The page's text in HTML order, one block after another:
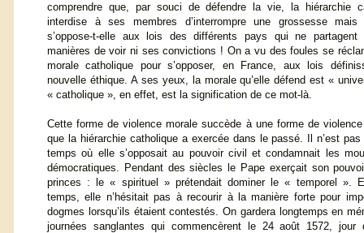
comprendre que, par souci de défendre la vie, la hiérarchie
interdise à ses membres d’interrompre une grossesse mais
s’oppose-t-elle aux lois des différents pays qui ne
manières de voir ni ses convictions ! On a vu des foules se
morale catholique pour s’opposer, en France, aux lois
nouvelle éthique. A ses yeux, la morale qu’elle défend est «
« catholique », en effet, est la signification de ce mot-là.
Cette forme de violence morale succède à une forme de
que la hiérarchie catholique a exercée dans le passé. Il n’est
temps où elle s’opposait au pouvoir civil et condamnait les
démocratiques. Pendant des siècles le Pape exerçait son
princes : le « spirituel » prétendait dominer le « temporel ».
temps, elle n’hésitait pas à recourir à la manière forte pour
dogmes lorsqu’ils étaient contestés. On gardera longtemps en
journées sanglantes qui commencèrent le 24 août 1572,